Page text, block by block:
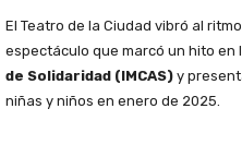
El Teatro de la Ciudad vibró al
espectáculo que marcó un hito
de Solidaridad (IMCAS) y
niñas y niños en enero de 2025.